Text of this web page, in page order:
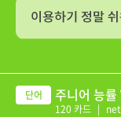
주니어 능
120 카드 |